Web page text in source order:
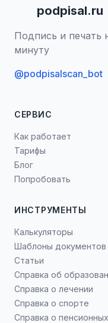
podpisal.ru
Подпись и печать
минуту
@podpisalscan_bot
СЕРВИС
Как работает
Тарифы
Блог
Попробовать
ИНСТРУМЕНТЫ
Калькуляторы
Шаблоны документов
Статьи
Справка об
Справка о лечении
Справка о спорте
Справка о